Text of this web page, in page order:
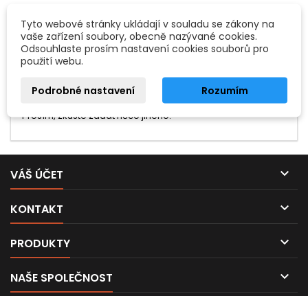
Hledaný výraz nebyl nenalezen.
Prosím, zkuste zadat něco jiného.
VÁŠ ÚČET 
KONTAKT 
PRODUKTY 
NAŠE SPOLEČNOST 
Tyto webové stránky ukládají v souladu se zákony na
vaše zařízení soubory, obecně nazývané cookies.
Odsouhlaste prosím nastavení cookies souborů pro
použití webu.
Podrobné nastavení Rozumím